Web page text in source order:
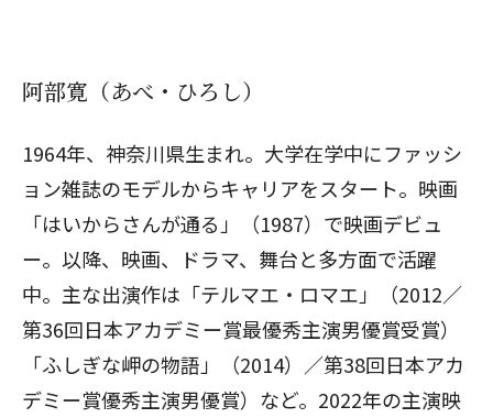
阿部寛（あべ・ひろし）
1964年、神奈川県生まれ。大学在学中にファッシ
ョン雑誌のモデルからキャリアをスタート。映画
「はいからさんが通る」（1987）で映画デビュ
ー。以降、映画、ドラマ、舞台と多方面で活躍
中。主な出演作は「テルマエ・ロマエ」（2012／
第36回日本アカデミー賞最優秀主演男優賞受賞）
「ふしぎな岬の物語」（2014）／第38回日本アカ
デミー賞優秀主演男優賞）など。2022年の主演映